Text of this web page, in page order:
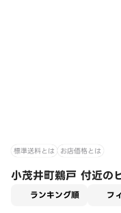
標準送料とは お店価格とは
小茂井町鵜戸 付近の
ランキング順 フ